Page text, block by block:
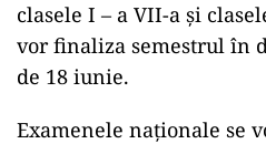
clasele I – a VII-a şi
vor finaliza semestrul în
de 18 iunie.
Examenele naţionale se